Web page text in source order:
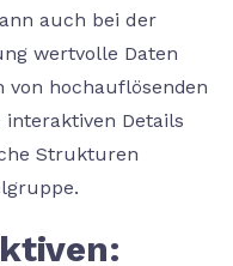
auch bei der
wertvolle Daten
von hochauflösenden
Details
Strukturen